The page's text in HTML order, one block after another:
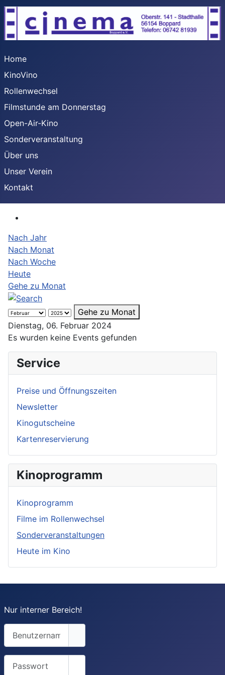
Home
KinoVino
Rollenwechsel
Filmstunde am Donnerstag
Open-Air-Kino
Sonderveranstaltung
Über uns
Unser Verein
Kontakt
Nach Jahr
Nach Monat
Nach Woche
Heute
Gehe zu Monat
Gehe zu Monat
Dienstag, 06. Februar 2024
Es wurden keine Events gefunden
Service
Preise und Öffnungszeiten
Newsletter
Kinogutscheine
Kartenreservierung
Kinoprogramm
Kinoprogramm
Filme im Rollenwechsel
Sonderveranstaltungen
Heute im Kino
Nur interner Bereich!
Passwort